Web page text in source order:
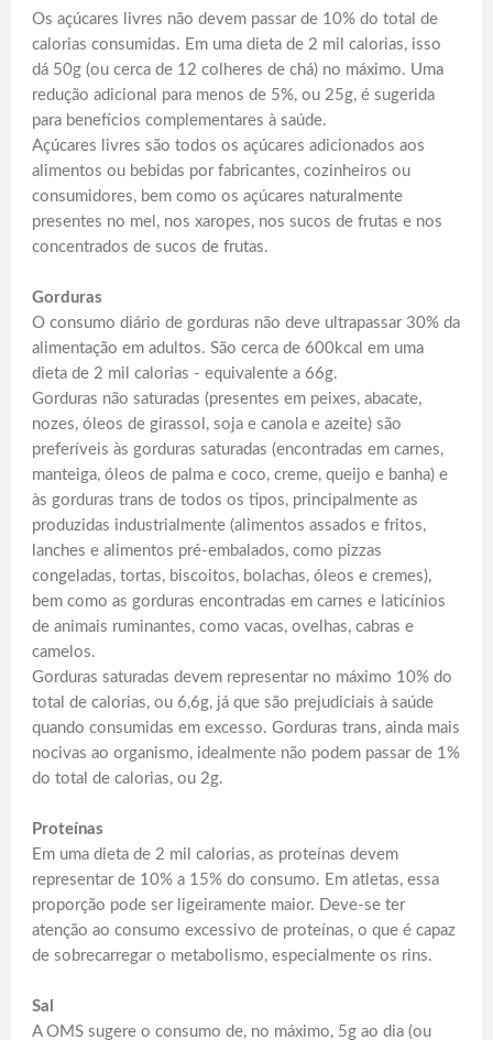
Os açúcares livres não devem passar de 10% do total de
calorias consumidas. Em uma dieta de 2 mil calorias, isso
dá 50g (ou cerca de 12 colheres de chá) no máximo. Uma
redução adicional para menos de 5%, ou 25g, é sugerida
para benefícios complementares à saúde.
Açúcares livres são todos os açúcares adicionados aos
alimentos ou bebidas por fabricantes, cozinheiros ou
consumidores, bem como os açúcares naturalmente
presentes no mel, nos xaropes, nos sucos de frutas e nos
concentrados de sucos de frutas.
Gorduras
O consumo diário de gorduras não deve ultrapassar 30% da
alimentação em adultos. São cerca de 600kcal em uma
dieta de 2 mil calorias - equivalente a 66g.
Gorduras não saturadas (presentes em peixes, abacate,
nozes, óleos de girassol, soja e canola e azeite) são
preferíveis às gorduras saturadas (encontradas em carnes,
manteiga, óleos de palma e coco, creme, queijo e banha) e
às gorduras trans de todos os tipos, principalmente as
produzidas industrialmente (alimentos assados e fritos,
lanches e alimentos pré-embalados, como pizzas
congeladas, tortas, biscoitos, bolachas, óleos e cremes),
bem como as gorduras encontradas em carnes e laticínios
de animais ruminantes, como vacas, ovelhas, cabras e
camelos.
Gorduras saturadas devem representar no máximo 10% do
total de calorias, ou 6,6g, já que são prejudiciais à saúde
quando consumidas em excesso. Gorduras trans, ainda mais
nocivas ao organismo, idealmente não podem passar de 1%
do total de calorias, ou 2g.
Proteínas
Em uma dieta de 2 mil calorias, as proteínas devem
representar de 10% a 15% do consumo. Em atletas, essa
proporção pode ser ligeiramente maior. Deve-se ter
atenção ao consumo excessivo de proteínas, o que é capaz
de sobrecarregar o metabolismo, especialmente os rins.
Sal
A OMS sugere o consumo de, no máximo, 5g ao dia (ou